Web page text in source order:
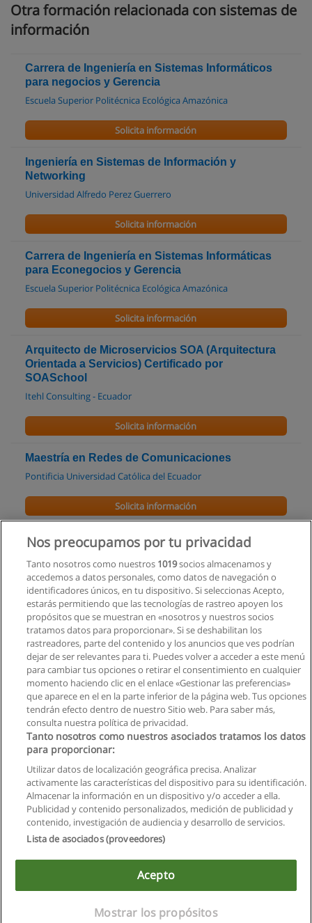
Otra formación relacionada con sistemas de
información
Carrera de Ingeniería en Sistemas Informáticos
para negocios y Gerencia
Escuela Superior Politécnica Ecológica Amazónica
Solicita información
Ingeniería en Sistemas de Información y
Networking
Universidad Alfredo Perez Guerrero
Solicita información
Carrera de Ingeniería en Sistemas Informáticas
para Econegocios y Gerencia
Escuela Superior Politécnica Ecológica Amazónica
Solicita información
Arquitecto de Microservicios SOA (Arquitectura
Orientada a Servicios) Certificado por
SOASchool
Itehl Consulting - Ecuador
Solicita información
Maestría en Redes de Comunicaciones
Pontificia Universidad Católica del Ecuador
Solicita información
Maestría en Gerencia de Tecnologías de la
Información
Pontificia Universidad Católica del Ecuador
Solicita información
Carrera de Informática Aplicada a la Educación
Universidad Nacional del Chimborazo
Solicita información
Privacidad de datos
Contactar con Educaedu
Copyright © Educaedu Business S.L. - CIF : B-95610580: -
Nos preocupamos por tu privacidad
Tanto nosotros como nuestros 1019socios almacenamos y
accedemos a datos personales, como datos de navegación o
identificadores únicos, en tu dispositivo. Si seleccionas Acepto,
estarás permitiendo que las tecnologías de rastreo apoyen los
propósitos que se muestran en «nosotros y nuestros socios
tratamos datos para proporcionar». Si se deshabilitan los
rastreadores, parte del contenido y los anuncios que ves podrían
dejar de ser relevantes para ti. Puedes volver a acceder a este menú
para cambiar tus opciones o retirar el consentimiento en cualquier
momento haciendo clic en el enlace «Gestionar las preferencias»
que aparece en el en la parte inferior de la página web. Tus opciones
tendrán efecto dentro de nuestro Sitio web. Para saber más,
consulta nuestra política de privacidad.
Tanto nosotros como nuestros asociados tratamos los datos
para proporcionar:
Utilizar datos de localización geográfica precisa. Analizar
activamente las características del dispositivo para su identificación.
Almacenar la información en un dispositivo y/o acceder a ella.
Publicidad y contenido personalizados, medición de publicidad y
contenido, investigación de audiencia y desarrollo de servicios.
Lista de asociados (proveedores)
Acepto
Mostrar los propósitos